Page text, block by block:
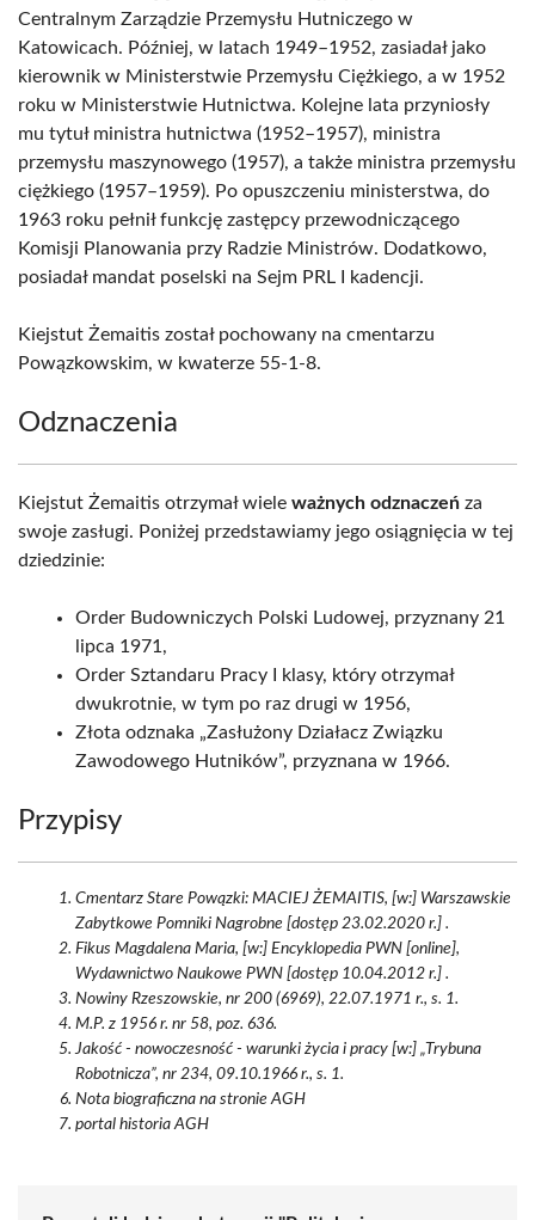
Centralnym Zarządzie Przemysłu Hutniczego w
Katowicach. Później, w latach 1949–1952, zasiadał jako
kierownik w Ministerstwie Przemysłu Ciężkiego, a w 1952
roku w Ministerstwie Hutnictwa. Kolejne lata przyniosły
mu tytuł ministra hutnictwa (1952–1957), ministra
przemysłu maszynowego (1957), a także ministra przemysłu
ciężkiego (1957–1959). Po opuszczeniu ministerstwa, do
1963 roku pełnił funkcję zastępcy przewodniczącego
Komisji Planowania przy Radzie Ministrów. Dodatkowo,
posiadał mandat poselski na Sejm PRL I kadencji.
Kiejstut Żemaitis został pochowany na cmentarzu
Powązkowskim, w kwaterze 55-1-8.
Odznaczenia
Kiejstut Żemaitis otrzymał wiele ważnych odznaczeń za
swoje zasługi. Poniżej przedstawiamy jego osiągnięcia w tej
dziedzinie:
Order Budowniczych Polski Ludowej, przyznany 21
lipca 1971,
Order Sztandaru Pracy I klasy, który otrzymał
dwukrotnie, w tym po raz drugi w 1956,
Złota odznaka „Zasłużony Działacz Związku
Zawodowego Hutników”, przyznana w 1966.
Przypisy
Cmentarz Stare Powązki: MACIEJ ŻEMAITIS, [w:] Warszawskie
Zabytkowe Pomniki Nagrobne [dostęp 23.02.2020 r.] .
Fikus Magdalena Maria, [w:] Encyklopedia PWN [online],
Wydawnictwo Naukowe PWN [dostęp 10.04.2012 r.] .
Nowiny Rzeszowskie, nr 200 (6969), 22.07.1971 r., s. 1.
M.P. z 1956 r. nr 58, poz. 636.
Jakość - nowoczesność - warunki życia i pracy [w:] „Trybuna
Robotnicza”, nr 234, 09.10.1966 r., s. 1.
Nota biograficzna na stronie AGH
portal historia AGH